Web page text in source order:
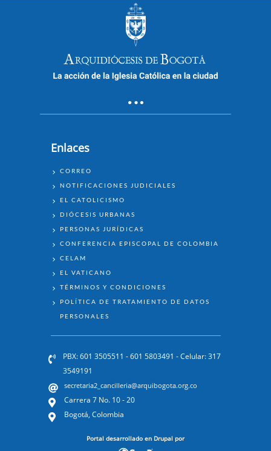
Enlaces
ENLACES
CORREO
NOTIFICACIONES JUDICIALES
EL CATOLICISMO
DIÓCESIS URBANAS
PERSONAS JURÍDICAS
CONFERENCIA EPISCOPAL DE COLOMBIA
CELAM
EL VATICANO
TÉRMINOS Y CONDICIONES
POLÍTICA DE TRATAMIENTO DE DATOS
PERSONALES
PBX: 601 3505511 - 601 5803491 - Celular: 317
3549191
secretaria2_cancilleria@arquibogota.org.co
Carrera 7 No. 10 - 20
Bogotá, Colombia
Portal desarrollado en Drupal por